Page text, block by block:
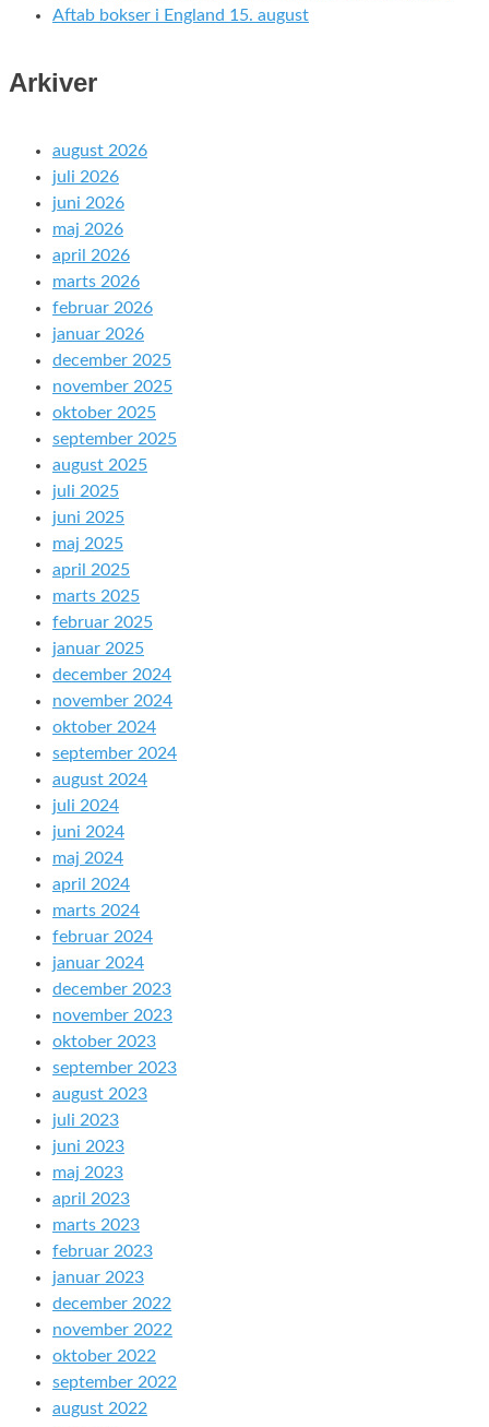
Aftab bokser i England 15. august
Arkiver
august 2026
juli 2026
juni 2026
maj 2026
april 2026
marts 2026
februar 2026
januar 2026
december 2025
november 2025
oktober 2025
september 2025
august 2025
juli 2025
juni 2025
maj 2025
april 2025
marts 2025
februar 2025
januar 2025
december 2024
november 2024
oktober 2024
september 2024
august 2024
juli 2024
juni 2024
maj 2024
april 2024
marts 2024
februar 2024
januar 2024
december 2023
november 2023
oktober 2023
september 2023
august 2023
juli 2023
juni 2023
maj 2023
april 2023
marts 2023
februar 2023
januar 2023
december 2022
november 2022
oktober 2022
september 2022
august 2022